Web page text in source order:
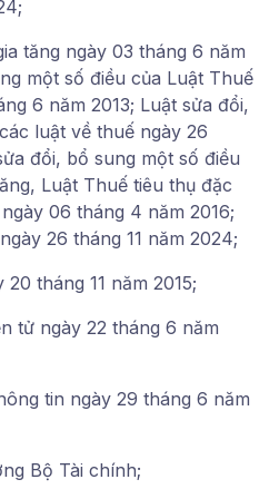
tăng ngày 03 tháng 6 năm
một số điều của Luật Thuế
6 năm 2013; Luật sửa đổi,
luật về thuế ngày 26
đổi, bổ sung một số điều
Luật Thuế tiêu thụ đặc
06 tháng 4 năm 2016;
26 tháng 11 năm 2024;
tháng 11 năm 2015;
tử ngày 22 tháng 6 năm
tin ngày 29 tháng 6 năm
Bộ Tài chính;